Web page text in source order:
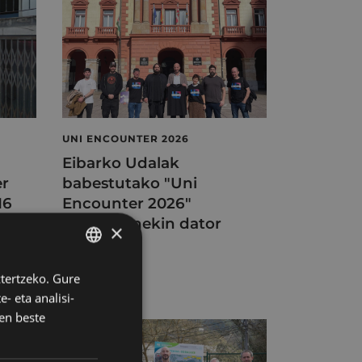
UNI ENCOUNTER 2026
Eibarko Udalak
babestutako "Uni
Encounter 2026"
berritasunekin dator
BASQUE
SPANISH
×
Gure
eta analisi-
beste